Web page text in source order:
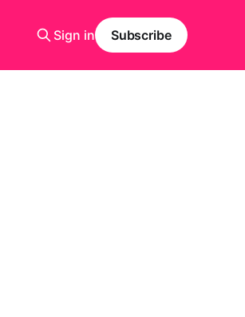
Sign in Subscribe